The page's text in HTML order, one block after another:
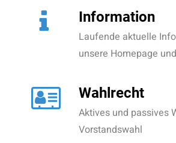
Information
Laufende aktuelle
unsere Homepage
Wahlrecht
Aktives und passives
Vorstandswahl